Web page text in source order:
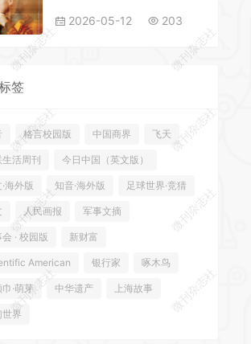
2026-05-12 203
签
格言校园版 中国商界 飞天
生活周刊 今日中国（英文版）
海外版 知音·海外版 足球世界·竞猜
人民画报 军事文摘
· 校园版 新财富
American 银行家 啄木鸟
·萌芽 中华遗产 上海故事
世界
微刊杂志社
微刊杂志社
微刊杂志社
微刊杂志社
微刊杂志社
微刊杂志社
微刊杂志社
微刊杂志社